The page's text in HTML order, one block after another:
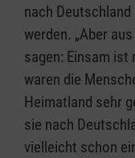
nach
werden. „Aber
sagen: Einsam
waren die
Heimatland sehr
sie nach
vielleicht schon